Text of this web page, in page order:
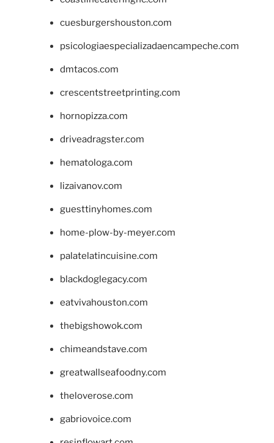
cuesburgershouston.com
psicologiaespecializadaencampeche.com
dmtacos.com
crescentstreetprinting.com
hornopizza.com
driveadragster.com
hematologa.com
lizaivanov.com
guesttinyhomes.com
home-plow-by-meyer.com
palatelatincuisine.com
blackdoglegacy.com
eatvivahouston.com
thebigshowok.com
chimeandstave.com
greatwallseafoodny.com
theloverose.com
gabriovoice.com